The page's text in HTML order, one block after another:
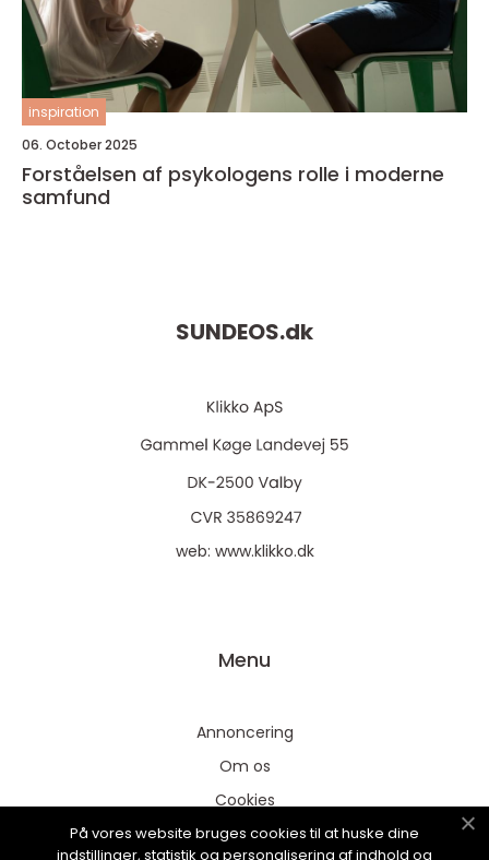
inspiration
06. October 2025
Forståelsen af psykologens rolle i moderne
samfund
SUNDEOS.dk
web: www.klikko.dk
Menu
Annoncering
Om os
Cookies
Kontakt os
På vores website bruges cookies til at huske dine
indstillinger, statistik og personalisering af indhold og